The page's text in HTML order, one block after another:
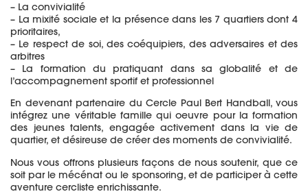
– La convivialité
– La mixité sociale et la présence dans les 7 quartiers dont 4
prioritaires,
– Le respect de soi, des coéquipiers, des adversaires et des
arbitres
– La formation du pratiquant dans sa globalité et de
l’accompagnement sportif et professionnel
En devenant partenaire du Cercle Paul Bert Handball, vous
intégrez une véritable famille qui oeuvre pour la formation
des jeunes talents, engagée activement dans la vie de
quartier, et désireuse de créer des moments de convivialité.
Nous vous offrons plusieurs façons de nous soutenir, que ce
soit par le mécénat ou le sponsoring, et de participer à cette
aventure cercliste enrichissante.